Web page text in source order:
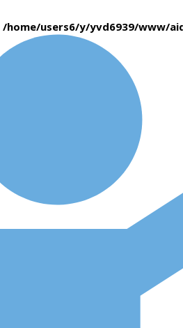
/home/users6/y/yvd6939/www/